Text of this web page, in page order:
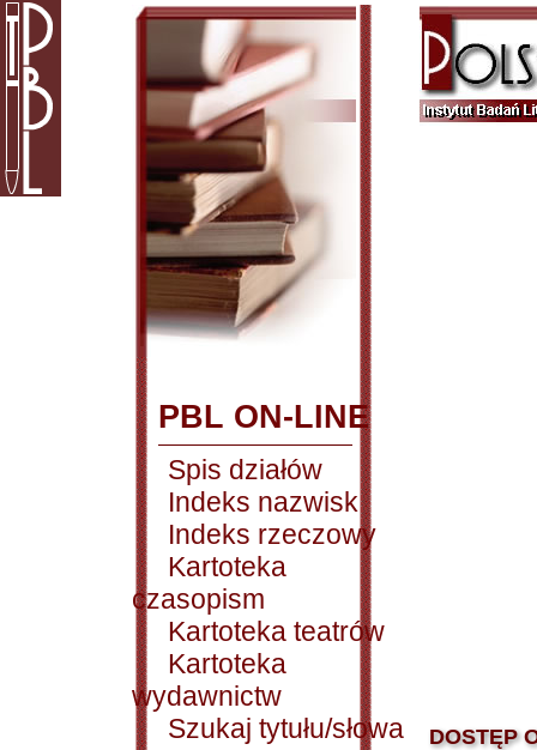
PBL ON-LINE
Spis działów
Indeks nazwisk
Indeks rzeczowy
Kartoteka
czasopism
Kartoteka teatrów
Kartoteka
wydawnictw
Szukaj tytułu/słowa
DOSTĘP